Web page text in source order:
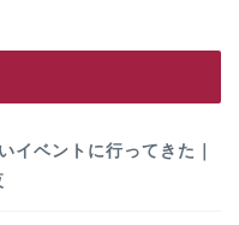
イベントに行ってきた｜